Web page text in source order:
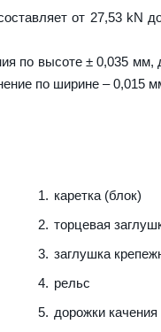
от 27,53 kN
по высоте ± 0,035
по ширине – 0,015
каретка (блок)
торцевая
заглушка
рельс
дорожки качения